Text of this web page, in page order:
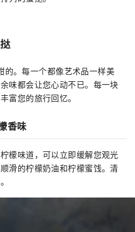
。每一个都像艺术品一样美
味都会让您心动不已。每一块
富您的旅行回忆。
香味
檬味道，可以立即缓解您观光
滑的柠檬奶油和柠檬蜜饯。清